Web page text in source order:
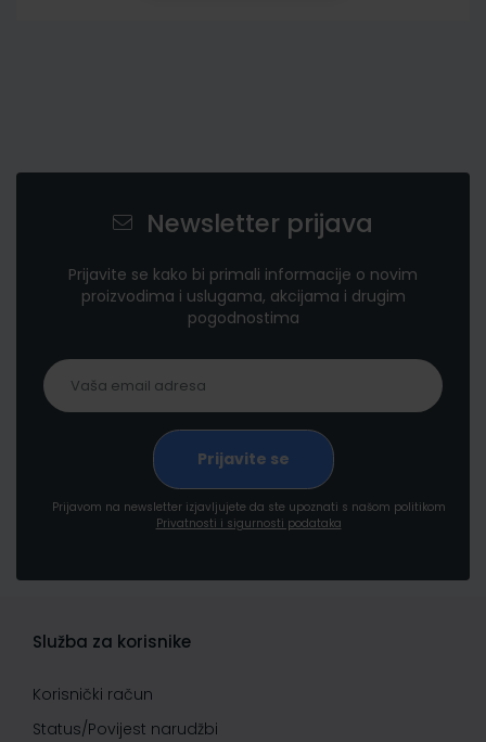
Newsletter prijava
Prijavite se kako bi primali informacije o novim
proizvodima i uslugama, akcijama i drugim
pogodnostima
Prijavom na newsletter izjavljujete da ste upoznati s našom politikom
Privatnosti i sigurnosti podataka
Služba za korisnike
Korisnički račun
Status/Povijest narudžbi